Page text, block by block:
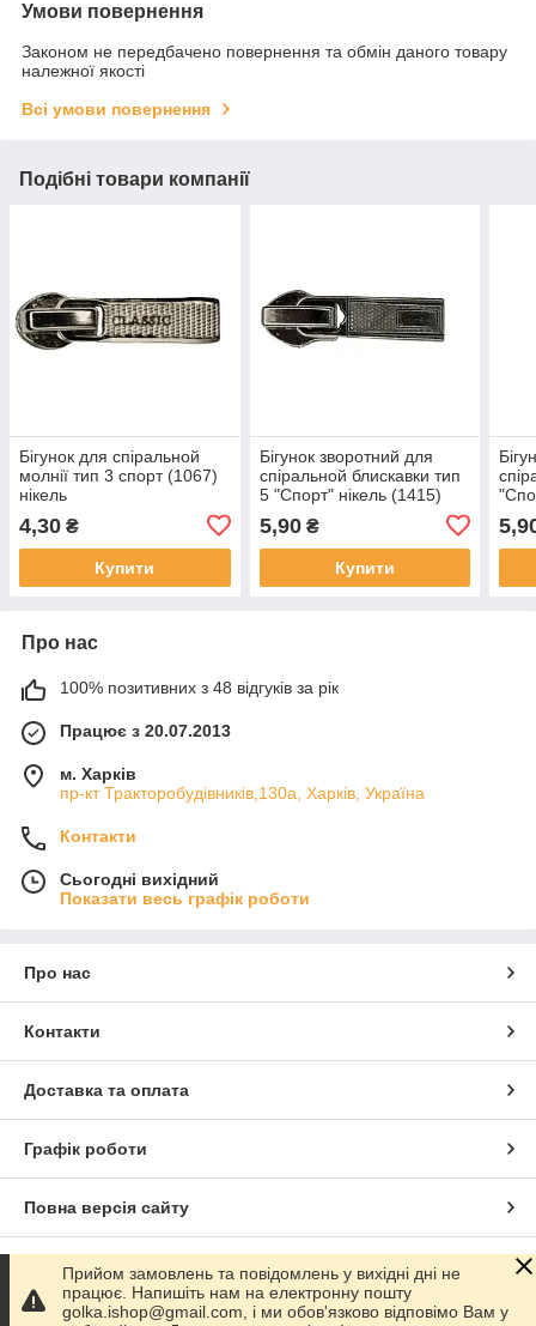
Умови повернення
Законом не передбачено повернення та обмін даного товару
належної якості
Всі умови повернення
Подібні товари компанії
Бігунок для спіральной
молнії тип 3 спорт (1067)
нікель
4,30 ₴
Купити
Бігунок зворотний для
спіральной блискавки тип
5 "Спорт" нікель (1415)
5,90₴
Купити
Про нас
100% позитивних з 48 відгуків за рік
Працює з 20.07.2013
м. Харків
пр-кт Тракторобудівників,130а, Харків, Україна
Контакти
Сьогодні вихідний
Показати весь графік роботи
Про нас
Контакти
Доставка та оплата
Графік роботи
Повна версія сайту
Сайт створено на маркетплейсі
Прийом замовлень та повідомлень у вихідні дні не
працює. Напишіть нам на електронну пошту
golka.ishop@gmail.com, і ми обов'язково відповімо Вам у